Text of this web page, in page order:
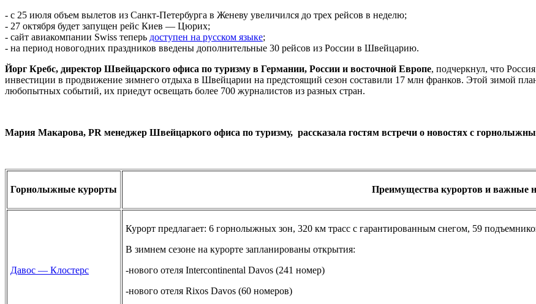
- с 25 июля объем вылетов из Санкт-Петербурга в Женеву увеличился до трех рейсов в неделю;
- 27 октября будет запущен рейс Киев — Цюрих;
- сайт авиакомпании Swiss теперь доступен на русском языке;
- на период новогодних праздников введены дополнительные 30 рейсов из России в Швейцарию.
Йорг Кребс, директор Швейцарского офиса по туризму в Германии, России и восточной Европе, подчеркнул, что
инвестиции в продвижение зимнего отдыха в Швейцарии на предстоящий сезон составили 17 млн франков. Этой зимой
любопытных событий, их приедут освещать более 700 журналистов из разных стран.
Мария Макарова, PR менеджер Швейцаркого офиса по туризму, рассказала гостям встречи о новостях с
Горнолыжные курорты Преимущества курортов и важные
Давос — Клостерс
Курорт предлагает: 6 горнолыжных зон, 320 км трасс с гарантированным снегом, 59
В зимнем сезоне на курорте запланированы открытия:
-нового отеля Intercontinental Davos (241 номер)
-нового отеля Rixos Davos (60 номеров)